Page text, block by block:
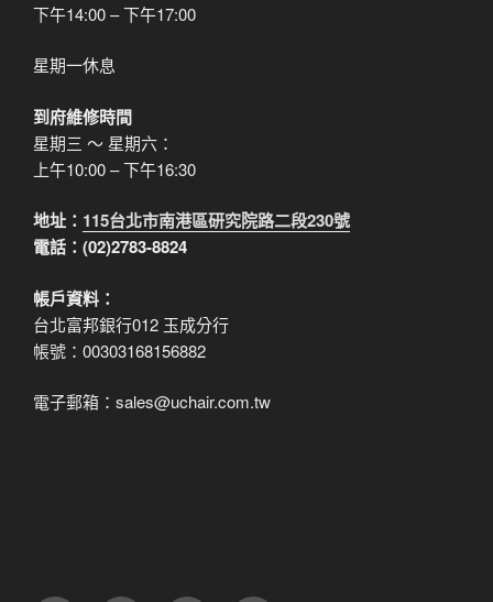
下午14:00 – 下午17:00
星期一休息
到府維修時間
星期三 ～ 星期六：
上午10:00 – 下午16:30
地址： 115台北市南港區研究院路二段230號
電話：(02)2783-8824
帳戶資料：
台北富邦銀行012 玉成分行
帳號：00303168156882
電子郵箱：sales@uchair.com.tw